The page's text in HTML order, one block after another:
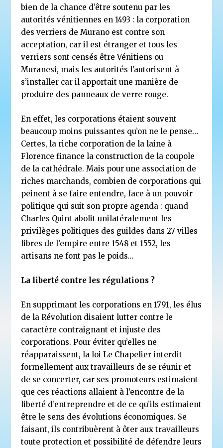
bien de la chance d’être soutenu par les
autorités vénitiennes en 1493 : la corporation
des verriers de Murano est contre son
acceptation, car il est étranger et tous les
verriers sont censés être Vénitiens ou
Muranesi, mais les autorités l’autorisent à
s’installer car il apportait une manière de
produire des panneaux de verre rouge.
En effet, les corporations étaient souvent
beaucoup moins puissantes qu’on ne le pense…
Certes, la riche corporation de la laine à
Florence finance la construction de la coupole
de la cathédrale. Mais pour une association de
riches marchands, combien de corporations qui
peinent à se faire entendre, face à un pouvoir
politique qui suit son propre agenda : quand
Charles Quint abolit unilatéralement les
privilèges politiques des guildes dans 27 villes
libres de l’empire entre 1548 et 1552, les
artisans ne font pas le poids…
La liberté contre les régulations ?
En supprimant les corporations en 1791, les élus
de la Révolution disaient lutter contre le
caractère contraignant et injuste des
corporations. Pour éviter qu’elles ne
réapparaissent, la loi Le Chapelier interdit
formellement aux travailleurs de se réunir et
de se concerter, car ses promoteurs estimaient
que ces réactions allaient à l’encontre de la
liberté d’entreprendre et de ce qu’ils estimaient
être le sens des évolutions économiques. Se
faisant, ils contribuèrent à ôter aux travailleurs
toute protection et possibilité de défendre leurs